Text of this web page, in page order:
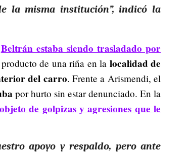
la misma institución”, indicó la
Beltrán estaba siendo trasladado por
producto de una riña en la localidad de
del carro. Frente a Arismendi, el
por hurto sin estar denunciado. En la
de golpizas y agresiones que le
apoyo y respaldo, pero ante